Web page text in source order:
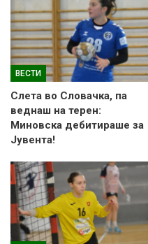
ВЕСТИ
Слетa во Словачка, па
веднаш на терен:
Миновска дебитираше за
Јувента!